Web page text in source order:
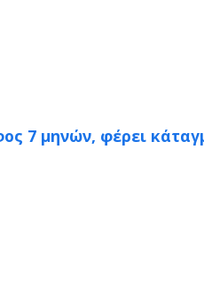
7 μηνών, φέρει